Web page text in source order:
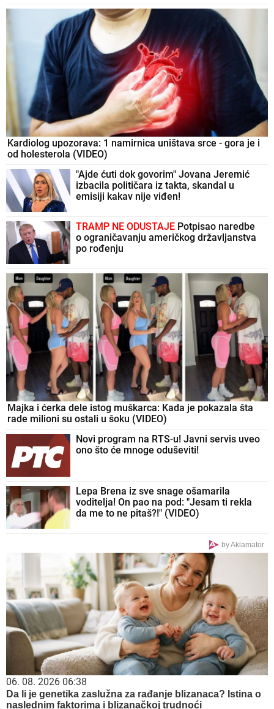
Kardiolog upozorava: 1 namirnica uništava srce - gora je i
od holesterola (VIDEO)
"Ajde ćuti dok govorim" Jovana Jeremić
izbacila političara iz takta, skandal u
emisiji kakav nije viđen!
TRAMP NE ODUSTAJE Potpisao naredbe
o ograničavanju američkog državljanstva
po rođenju
Majka i ćerka dele istog muškarca: Kada je pokazala šta
rade milioni su ostali u šoku (VIDEO)
Novi program na RTS-u! Javni servis uveo
ono što će mnoge oduševiti!
Lepa Brena iz sve snage ošamarila
voditelja! On pao na pod: "Jesam ti rekla
da me to ne pitaš?!" (VIDEO)
by Aklamator
06. 08. 2026 06:38
Da li je genetika zaslužna za rađanje blizanaca? Istina o
naslednim faktorima i blizanačkoj trudnoći